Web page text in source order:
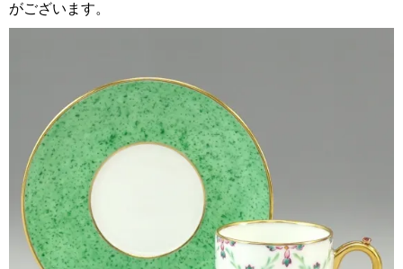
がございます。